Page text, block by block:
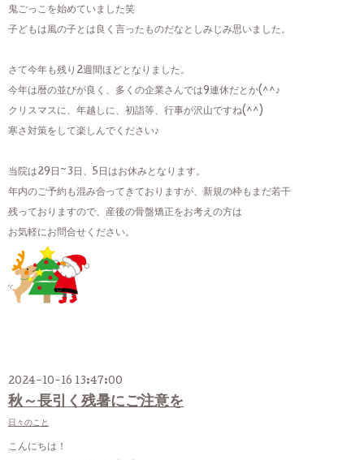
鬼ごっこを始めていました笑
子どもは風の子とは良く言ったものだなとしみじみ思いました。
さて今年も残り2週間ほどとなりました。
今年は暦の並びが良く、多くの企業さんでは9連休だとか(^^♪
クリスマスに、年越しに、初詣等、行事が沢山ですね(^^)
寒さ対策をして楽しんでください♪
当院は29日~3日、5日はお休みとなります。
年内のご予約も混み合ってきておりますが、新規の枠もまだ若干
残っておりますので、産後の骨盤矯正をお考えの方は
お気軽にお問合せください。
2024-10-16 13:47:00
秋～長引く残暑にご注意を
日々のこと
こんにちは！